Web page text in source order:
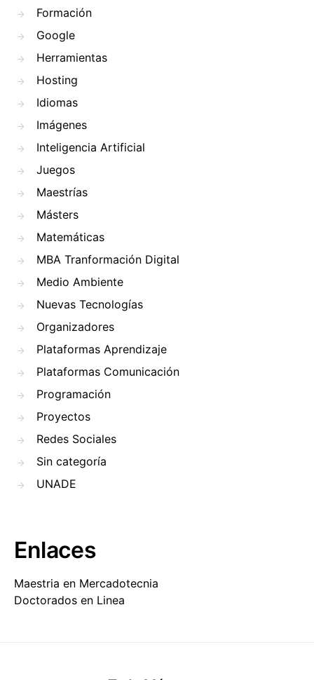
Formación
Google
Herramientas
Hosting
Idiomas
Imágenes
Inteligencia Artificial
Juegos
Maestrías
Másters
Matemáticas
MBA Tranformación Digital
Medio Ambiente
Nuevas Tecnologías
Organizadores
Plataformas Aprendizaje
Plataformas Comunicación
Programación
Proyectos
Redes Sociales
Sin categoría
UNADE
Enlaces
Maestria en Mercadotecnia
Doctorados en Linea